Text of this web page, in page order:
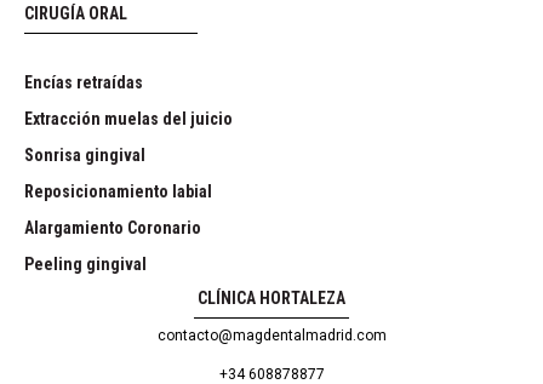
CIRUGÍA ORAL
Encías retraídas
Extracción muelas del juicio
Sonrisa gingival
Reposicionamiento labial
Alargamiento Coronario
Peeling gingival
CLÍNICA HORTALEZA
contacto@magdentalmadrid.com
+34 608878877